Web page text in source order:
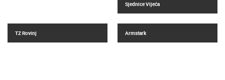
Sjednice Vijeća
TZ Rovinj Armstark